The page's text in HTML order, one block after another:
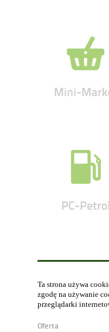
Ta strona używa
zgodę na używanie
przeglądarki
Oferta